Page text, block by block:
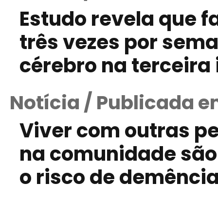
Estudo revela que
três vezes por
cérebro na terceira
Notícia / Publicada
Viver com outras
na comunidade
o risco de